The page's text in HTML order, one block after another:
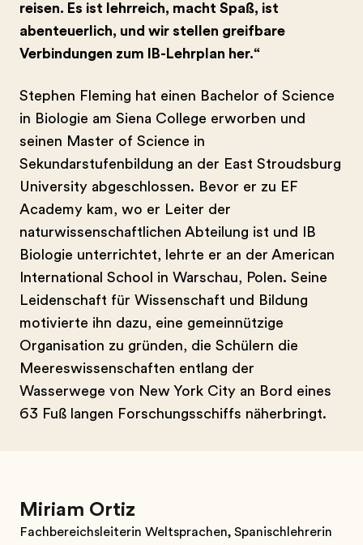
reisen. Es ist lehrreich, macht Spaß, ist
abenteuerlich, und wir stellen greifbare
Verbindungen zum IB-Lehrplan her.“
Stephen Fleming hat einen Bachelor of Science
in Biologie am Siena College erworben und
seinen Master of Science in
Sekundarstufenbildung an der East Stroudsburg
University abgeschlossen. Bevor er zu EF
Academy kam, wo er Leiter der
naturwissenschaftlichen Abteilung ist und IB
Biologie unterrichtet, lehrte er an der American
International School in Warschau, Polen. Seine
Leidenschaft für Wissenschaft und Bildung
motivierte ihn dazu, eine gemeinnützige
Organisation zu gründen, die Schülern die
Meereswissenschaften entlang der
Wasserwege von New York City an Bord eines
63 Fuß langen Forschungsschiffs näherbringt.
Miriam Ortiz
Fachbereichsleiterin Weltsprachen, Spanischlehrerin